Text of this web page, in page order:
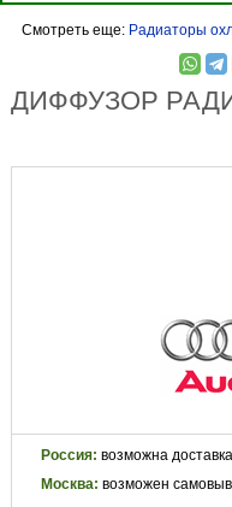
Смотреть еще: Радиаторы
ДИФФУЗОР
Россия: возможна
Москва: возможен